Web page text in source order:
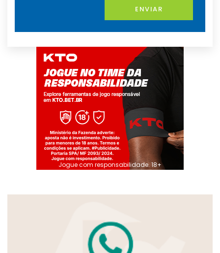
ENVIAR
Jogue com responsabilidade. 18+